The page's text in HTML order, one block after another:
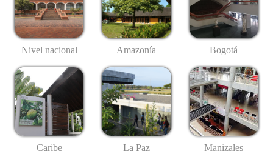
Nivel nacional Amazonía Bogotá
Caribe La Paz Manizales